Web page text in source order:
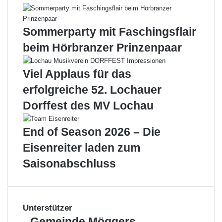
f
ü
L
o
c
h
a
u
r
S
t
c
k
e
e
V
e
r
n
s
a
t
n
Sommerparty mit Faschingsflair
beim Hörbranzer Prinzenpaar
Viel Applaus für das
erfolgreiche 52. Lochauer
Dorffest des MV Lochau
End of Season 2026 – Die
Eisenreiter laden zum
Saisonabschluss
Unterstützer
G